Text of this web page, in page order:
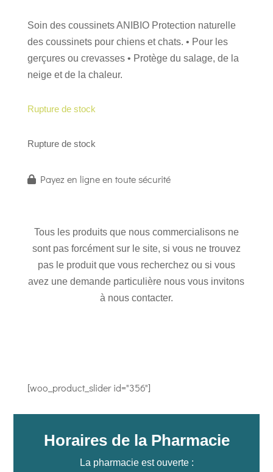
Soin des coussinets ANIBIO Protection naturelle
des coussinets pour chiens et chats. • Pour les
gerçures ou crevasses • Protège du salage, de la
neige et de la chaleur.
Rupture de stock
Rupture de stock
Payez en ligne en toute sécurité
Tous les produits que nous commercialisons ne
sont pas forcément sur le site, si vous ne trouvez
pas le produit que vous recherchez ou si vous
avez une demande particulière nous vous invitons
à nous contacter.
[woo_product_slider id="356"]
Horaires de la Pharmacie
La pharmacie est ouverte :